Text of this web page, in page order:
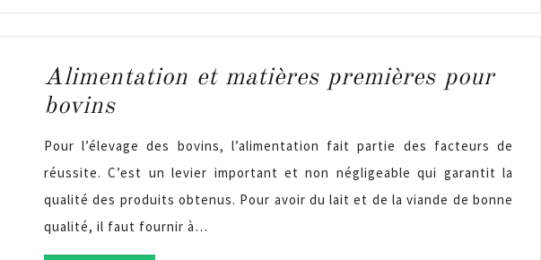
Alimentation et matières premières pour
bovins
Pour l’élevage des bovins, l’alimentation fait partie des facteurs de
réussite. C’est un levier important et non négligeable qui garantit la
qualité des produits obtenus. Pour avoir du lait et de la viande de bonne
qualité, il faut fournir à…